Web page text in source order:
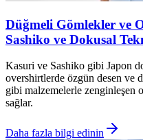
Düğmeli Gömlekler ve
Sashiko ve Dokusal
Kasuri ve Sashiko gibi Japon
overshirtlerde özgün desen ve
gibi malzemelerle zenginleşen
sağlar.
Daha fazla bilgi edinin